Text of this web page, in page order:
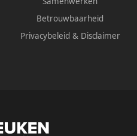
Betrouwbaarheid
Privacybeleid & Disclaimer